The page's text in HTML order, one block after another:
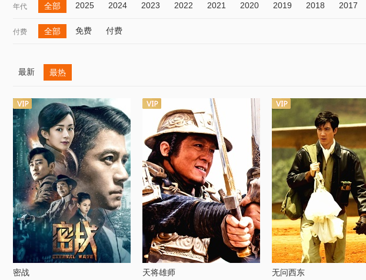
年代 全部 2025 2024 2023 2022 2021 2020 2019 2018 2017
付费 全部 免费 付费
最新 最热
密战 天将雄师 无问西东